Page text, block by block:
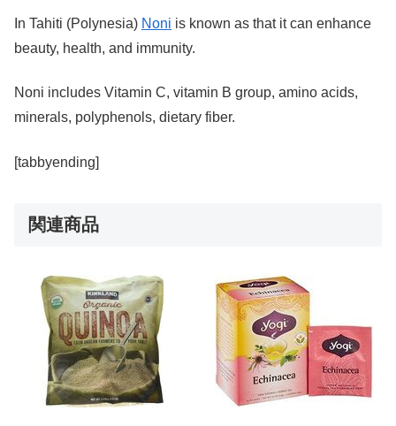
In Tahiti (Polynesia) Noni is known as that it can enhance
beauty, health, and immunity.
Noni includes Vitamin C, vitamin B group, amino acids,
minerals, polyphenols, dietary fiber.
[tabbyending]
関連商品